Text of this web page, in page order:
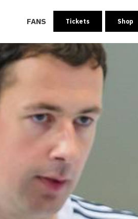
FANS Tickets Shop